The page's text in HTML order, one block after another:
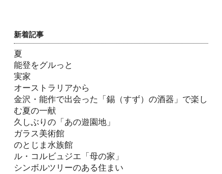
新着記事
夏
能登をグルっと
実家
オーストラリアから
金沢・能作で出会った「錫（すず）の酒器」で楽し
む夏の一献
久しぶりの「あの遊園地」
ガラス美術館
のとじま水族館
ル・コルビュジエ「母の家」
シンボルツリーのある住まい